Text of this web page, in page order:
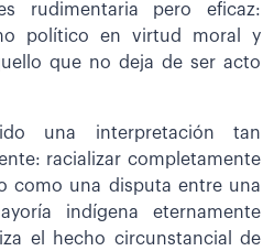
rudimentaria pero eficaz:
político en virtud moral y
que no deja de ser acto
una interpretación tan
racializar completamente
como una disputa entre una
indígena eternamente
el hecho circunstancial de